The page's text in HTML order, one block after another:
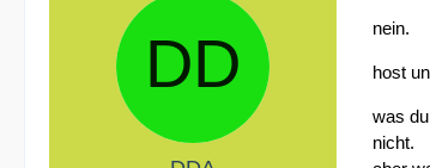
nein.
host
was
nicht.